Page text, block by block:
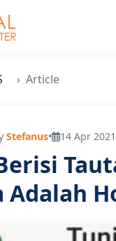
Article
Stefanus• 14 Apr
Adalah